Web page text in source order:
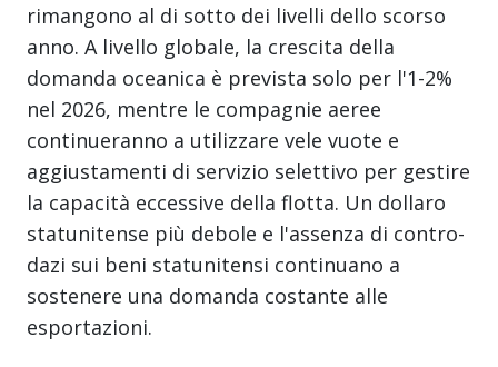
rimangono al di sotto dei livelli dello scorso
anno. A livello globale, la crescita della
domanda oceanica è prevista solo per l'1-2%
nel 2026, mentre le compagnie aeree
continueranno a utilizzare vele vuote e
aggiustamenti di servizio selettivo per gestire
la capacità eccessive della flotta. Un dollaro
statunitense più debole e l'assenza di contro-
dazi sui beni statunitensi continuano a
sostenere una domanda costante alle
esportazioni.